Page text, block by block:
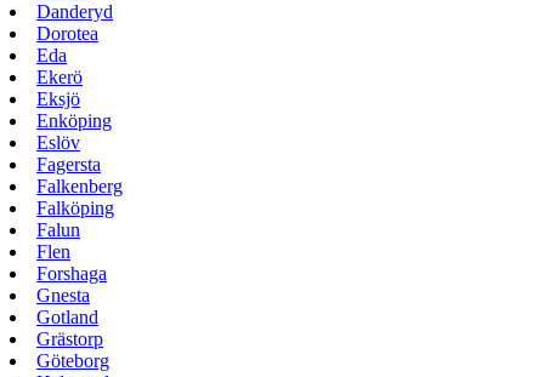
Danderyd
Dorotea
Eda
Ekerö
Eksjö
Enköping
Eslöv
Fagersta
Falkenberg
Falköping
Falun
Flen
Forshaga
Gnesta
Gotland
Grästorp
Göteborg